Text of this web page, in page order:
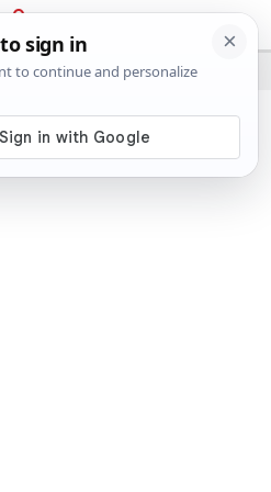
PRIJAVA